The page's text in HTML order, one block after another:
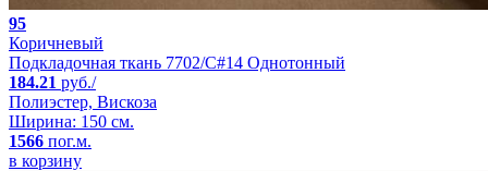
95
Коричневый
Подкладочная ткань 7702/C#14 Однотонный
184.21 руб./
Полиэстер, Вискоза
Ширина: 150 см.
1566 пог.м.
в корзину